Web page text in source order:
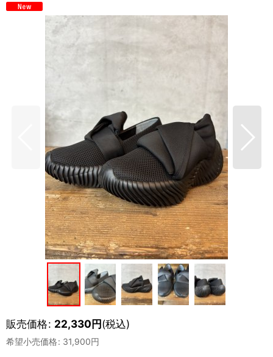
販売価格: 22,330円(税込)
希望小売価格: 31,900円